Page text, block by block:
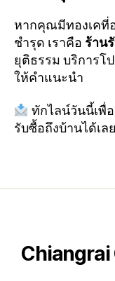
หากคุณมีทองเคที่
ชำรุด เราคือ ร้าน
ยุติธรรม บริการโ
ให้คำแนะนำ
ทักไลน์วันนี้เพื่
รับซื้อถึงบ้านได้เล
Chiangrai